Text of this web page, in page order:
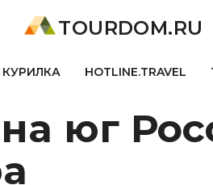
TOURDOM.RU
КУРИЛКА HOTLINE.TRAVEL
юг